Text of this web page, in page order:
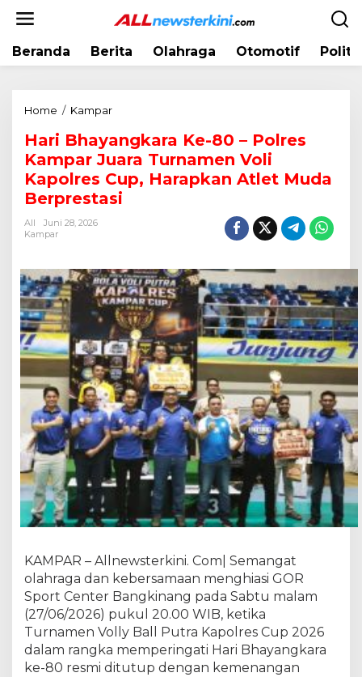
Beranda Berita Olahraga Otomotif
Home / Kampar
r
i
B
a
g
k
a
r
a
K
e
-
8
0
–
P
o
l
e
s
a
m
p
a
r
u
Hari Bhayangkara Ke-80 – Polres
Kampar Juara Turnamen Voli
Kapolres Cup, Harapkan Atlet Muda
Berprestasi
All
Juni 28, 2026
Kampar
KAMPAR – Allnewsterkini. Com| Semangat
olahraga dan kebersamaan menghiasi GOR
Sport Center Bangkinang pada Sabtu malam
(27/06/2026) pukul 20.00 WIB, ketika
Turnamen Volly Ball Putra Kapolres Cup 2026
dalam rangka memperingati Hari Bhayangkara
ke-80 resmi ditutup dengan kemenangan